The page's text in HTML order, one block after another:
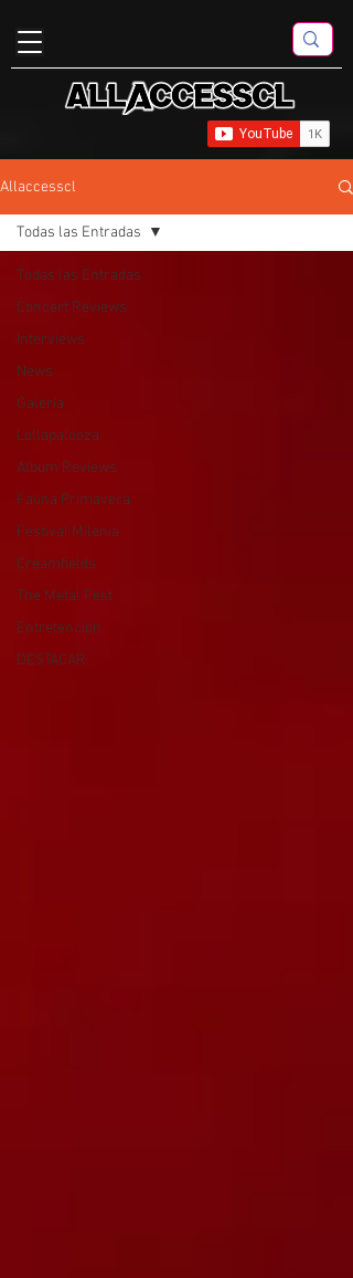
Allaccesscl
Todas las Entradas
Concert Reviews
Interviews
News
Galería
Lollapalooza
Album Reviews
Fauna Primavera
Festival Milenia
Creamfields
The Metal Fest
Entretención
DESTACAR
Todas las Entradas